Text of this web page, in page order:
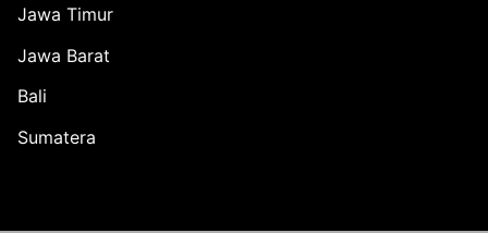
Jawa Timur
Jawa Barat
Bali
Sumatera